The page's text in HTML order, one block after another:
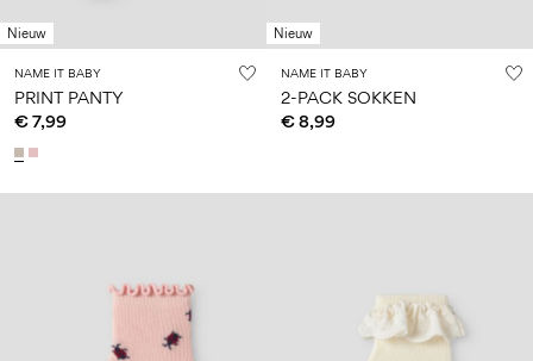
Nieuw
NAME IT BABY
PRINT PANTY
€ 7,99
Nieuw
NAME IT BABY
2-PACK SOKKEN
€ 8,99